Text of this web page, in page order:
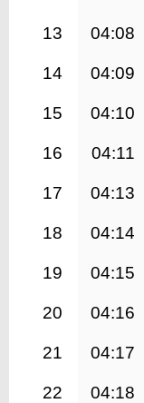
13 04:08
14 04:09
15 04:10
16 04:11
17 04:13
18 04:14
19 04:15
20 04:16
21 04:17
22 04:18